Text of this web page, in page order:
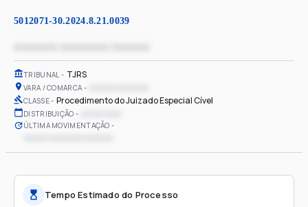
5012071-30.2024.8.21.0039
TRIBUNAL TJRS
VARA / COMARCA
CLASSE Procedimento do Juizado Especial Cível
DISTRIBUIÇÃO
ÚLTIMA MOVIMENTAÇÃO
Tempo Estimado do Processo